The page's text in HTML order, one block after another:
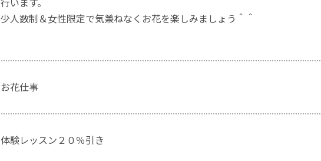
少人数制＆女性限定で気兼ねなくお花を楽しみましょう＾＾
お花仕事
体験レッスン２０％引き